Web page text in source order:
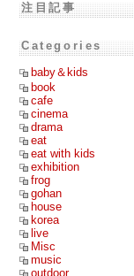
注目記事
Categories
baby＆kids
book
cafe
cinema
drama
eat
eat with kids
exhibition
frog
gohan
house
korea
live
Misc
music
outdoor